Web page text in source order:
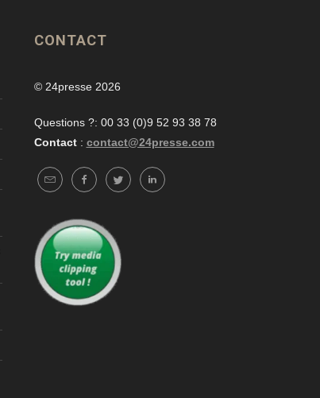
CONTACT
© 24presse 2026
Questions ?: 00 33 (0)9 52 93 38 78
Contact : contact@24presse.com